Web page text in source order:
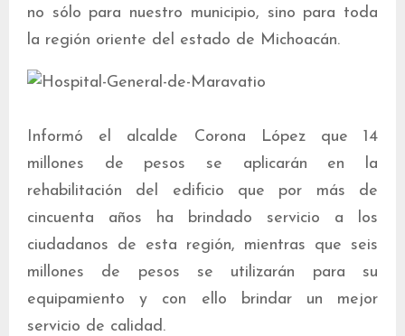
no sólo para nuestro municipio, sino para toda
la región oriente del estado de Michoacán.
Informó el alcalde Corona López que 14
millones de pesos se aplicarán en la
rehabilitación del edificio que por más de
cincuenta años ha brindado servicio a los
ciudadanos de esta región, mientras que seis
millones de pesos se utilizarán para su
equipamiento y con ello brindar un mejor
servicio de calidad.